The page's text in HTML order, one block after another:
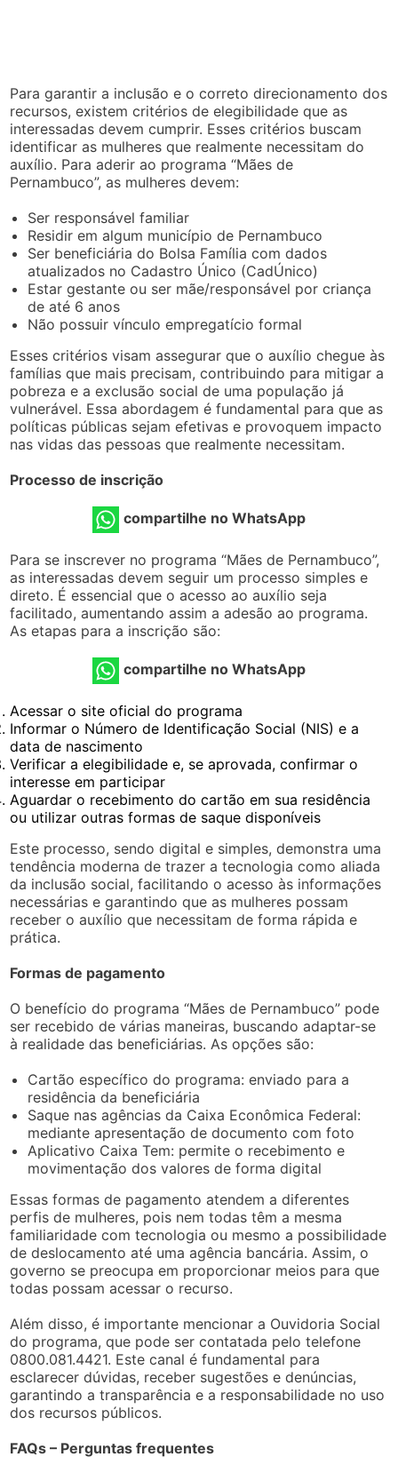
Para garantir a inclusão e o correto direcionamento dos
recursos, existem critérios de elegibilidade que as
interessadas devem cumprir. Esses critérios buscam
identificar as mulheres que realmente necessitam do
auxílio. Para aderir ao programa “Mães de
Pernambuco”, as mulheres devem:
Ser responsável familiar
Residir em algum município de Pernambuco
Ser beneficiária do Bolsa Família com dados
atualizados no Cadastro Único (CadÚnico)
Estar gestante ou ser mãe/responsável por criança
de até 6 anos
Não possuir vínculo empregatício formal
Esses critérios visam assegurar que o auxílio chegue às
famílias que mais precisam, contribuindo para mitigar a
pobreza e a exclusão social de uma população já
vulnerável. Essa abordagem é fundamental para que as
políticas públicas sejam efetivas e provoquem impacto
nas vidas das pessoas que realmente necessitam.
Processo de inscrição
compartilhe no WhatsApp
Para se inscrever no programa “Mães de Pernambuco”,
as interessadas devem seguir um processo simples e
direto. É essencial que o acesso ao auxílio seja
facilitado, aumentando assim a adesão ao programa.
As etapas para a inscrição são:
compartilhe no WhatsApp
Acessar o site oficial do programa
Informar o Número de Identificação Social (NIS) e a
data de nascimento
Verificar a elegibilidade e, se aprovada, confirmar o
interesse em participar
Aguardar o recebimento do cartão em sua residência
ou utilizar outras formas de saque disponíveis
Este processo, sendo digital e simples, demonstra uma
tendência moderna de trazer a tecnologia como aliada
da inclusão social, facilitando o acesso às informações
necessárias e garantindo que as mulheres possam
receber o auxílio que necessitam de forma rápida e
prática.
Formas de pagamento
O benefício do programa “Mães de Pernambuco” pode
ser recebido de várias maneiras, buscando adaptar-se
à realidade das beneficiárias. As opções são:
Cartão específico do programa: enviado para a
residência da beneficiária
Saque nas agências da Caixa Econômica Federal:
mediante apresentação de documento com foto
Aplicativo Caixa Tem: permite o recebimento e
movimentação dos valores de forma digital
Essas formas de pagamento atendem a diferentes
perfis de mulheres, pois nem todas têm a mesma
familiaridade com tecnologia ou mesmo a possibilidade
de deslocamento até uma agência bancária. Assim, o
governo se preocupa em proporcionar meios para que
todas possam acessar o recurso.
Além disso, é importante mencionar a Ouvidoria Social
do programa, que pode ser contatada pelo telefone
0800.081.4421. Este canal é fundamental para
esclarecer dúvidas, receber sugestões e denúncias,
garantindo a transparência e a responsabilidade no uso
dos recursos públicos.
FAQs – Perguntas frequentes